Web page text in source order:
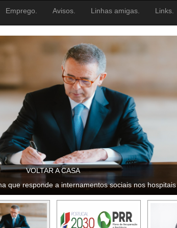
Emprego. Avisos. Linhas amigas. Links.
VOLTAR A CASA
que responde a internamentos sociais nos hospitais